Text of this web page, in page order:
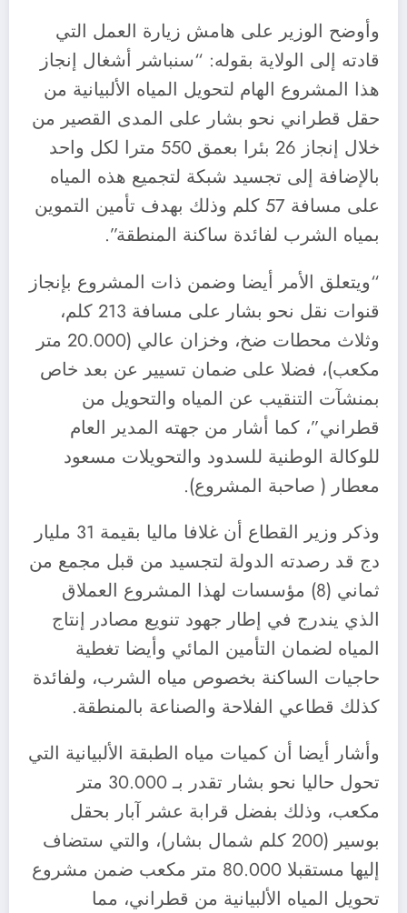
وأوضح الوزير على هامش زيارة العمل التي
قادته إلى الولاية بقوله: “سنباشر أشغال إنجاز
هذا المشروع الهام لتحويل المياه الألبيانية من
حقل قطراني نحو بشار على المدى القصير من
خلال إنجاز 26 بئرا بعمق 550 مترا لكل واحد
بالإضافة إلى تجسيد شبكة لتجميع هذه المياه
على مسافة 57 كلم وذلك بهدف تأمين التموين
بمياه الشرب لفائدة ساكنة المنطقة”.
“ويتعلق الأمر أيضا وضمن ذات المشروع بإنجاز
قنوات نقل نحو بشار على مسافة 213 كلم،
وثلاث محطات ضخ، وخزان عالي (20.000 متر
مكعب)، فضلا على ضمان تسيير عن بعد خاص
بمنشآت التنقيب عن المياه والتحويل من
قطراني”، كما أشار من جهته المدير العام
للوكالة الوطنية للسدود والتحويلات مسعود
معطار ( صاحبة المشروع).
وذكر وزير القطاع أن غلافا ماليا بقيمة 31 مليار
دج قد رصدته الدولة لتجسيد من قبل مجمع من
ثماني (8) مؤسسات لهذا المشروع العملاق
الذي يندرج في إطار جهود تنويع مصادر إنتاج
المياه لضمان التأمين المائي وأيضا تغطية
حاجيات الساكنة بخصوص مياه الشرب، ولفائدة
كذلك قطاعي الفلاحة والصناعة بالمنطقة.
وأشار أيضا أن كميات مياه الطبقة الألبيانية التي
تحول حاليا نحو بشار تقدر بـ 30.000 متر
مكعب، وذلك بفضل قرابة عشر آبار بحقل
بوسير (200 كلم شمال بشار)، والتي ستضاف
إليها مستقبلا 80.000 متر مكعب ضمن مشروع
تحويل المياه الألبيانية من قطراني، مما